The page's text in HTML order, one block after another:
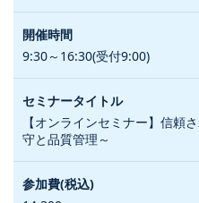
9:30～16:30(受付9:00)
【オンラインセミナー】信頼
守と品質管理～